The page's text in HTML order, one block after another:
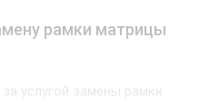
рамки матрицы
услугой замены рамки